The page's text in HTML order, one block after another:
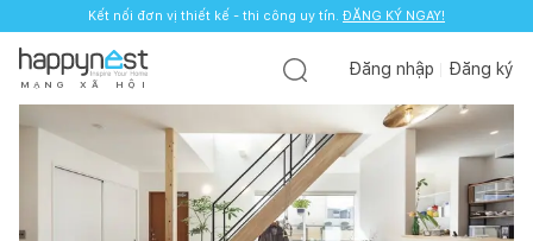
Kết nối đơn vị thiết kế - thi công uy tín. ĐĂNG KÝ NGAY!
M Ạ N G X Ã H Ộ I
Đăng nhập Đăng ký